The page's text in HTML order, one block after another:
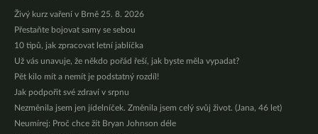
Živý kurz vaření v Brně 25. 8. 2026
Přestaňte bojovat samy se sebou
10 tipů, jak zpracovat letní jablíčka
Už vás unavuje, že někdo pořád řeší, jak byste měla vypadat?
Pět kilo mít a nemít je podstatný rozdíl!
Jak podpořit své zdraví v srpnu
Nezměnila jsem jen jídelníček. Změnila jsem celý svůj život. (Jana, 46 let)
Neumírej: Proč chce žít Bryan Johnson déle